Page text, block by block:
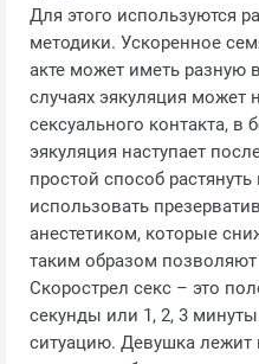
Для этого используются
методики. Ускоренное
акте может иметь разную
случаях эякуляция может
сексуального контакта, в
эякуляция наступает
простой способ
использовать
анестетиком, которые
таким образом
Скорострел секс – это
секунды или 1, 2, 3
ситуацию. Девушка